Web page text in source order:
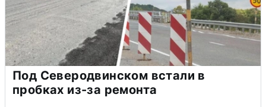
Под Северодвинском встали в
пробках из-за ремонта